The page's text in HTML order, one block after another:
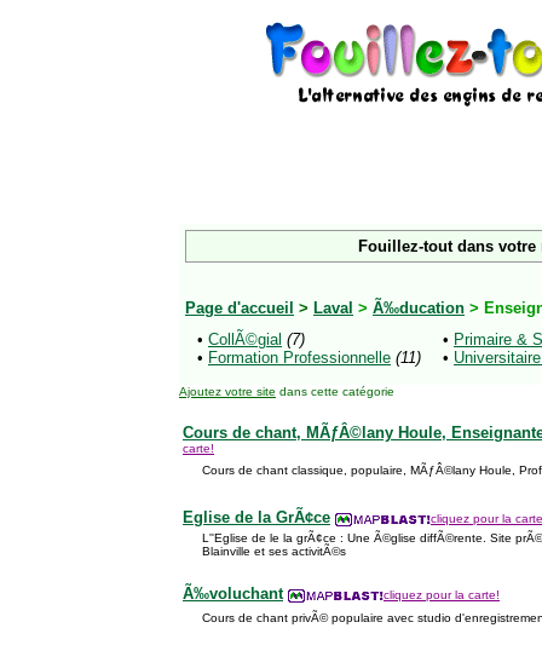
Fouillez-tout dans votre
Page d'accueil > Laval > Ã‰ducation >
• CollÃ©gial (7)
• Formation Professionnelle (11)
• Primaire &
•
Ajoutez votre site dans cette catégorie
Cours de chant, MÃƒÂ©lany Houle,
carte!
Cours de chant classique, populaire, MÃƒÂ©lany Houle,
Eglise de la GrÃ¢ce
cliquez pour la
L''Eglise de le la grÃ¢ce : Une Ã©glise diffÃ©rente. Site
Blainville et ses activitÃ©s
Ã‰voluchant
cliquez pour la carte!
Cours de chant privÃ© populaire avec studio